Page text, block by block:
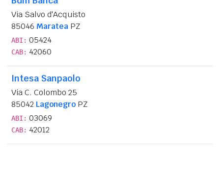
Via Salvo d'Acquisto
85046 Maratea PZ
ABI: 05424
CAB: 42060
Intesa Sanpaolo
Via C. Colombo 25
85042 Lagonegro PZ
ABI: 03069
CAB: 42012